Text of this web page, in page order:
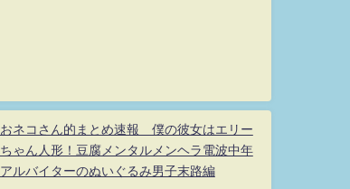
おネコさん的まとめ速報 僕の彼女はエリー
ちゃん人形！豆腐メンタルメンヘラ電波中年
アルバイターのぬいぐるみ男子末路編